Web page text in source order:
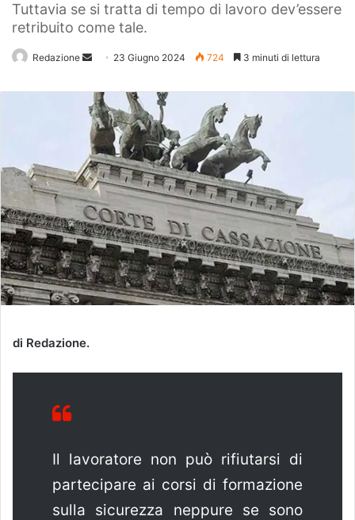
Tuttavia se si tratta di tempo di lavoro dev’essere
retribuito come tale.
Redazione
Invia 23 Giugno 2024 724 3 minuti di lettura
di Redazione.
Il lavoratore non può rifiutarsi di
partecipare ai corsi di formazione
sulla sicurezza neppure se sono